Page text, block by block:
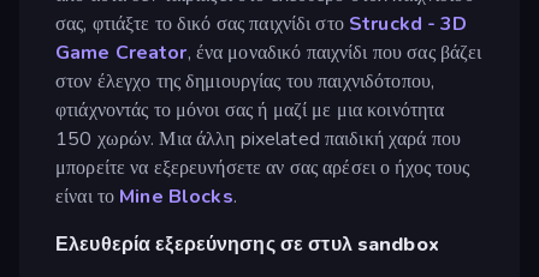
σας, φτιάξτε το δικό σας παιχνίδι στο Struckd - 3D
Game Creator, ένα μοναδικό παιχνίδι που σας βάζει
στον έλεγχο της δημιουργίας του παιχνιδότοπου,
φτιάχνοντάς το μόνοι σας ή μαζί με μια κοινότητα
150 χωρών. Μια άλλη pixelated παιδική χαρά που
μπορείτε να εξερευνήσετε αν σας αρέσει ο ήχος τους
είναι το Mine Blocks.
Ελευθερία εξερεύνησης σε στυλ sandbox